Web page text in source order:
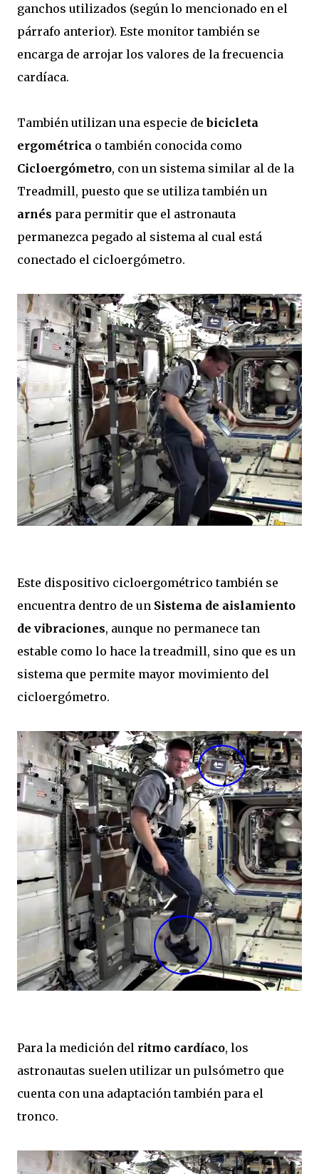
ganchos utilizados (según lo mencionado en el
párrafo anterior). Este monitor también se
encarga de arrojar los valores de la frecuencia
cardíaca.
También utilizan una especie debicicleta
ergométrica o también conocida como
Cicloergómetro, con un sistema similar al de la
Treadmill, puesto que se utiliza también un
arnés para permitir que el astronauta
permanezca pegado al sistema al cual está
conectado el cicloergómetro.
Este dispositivo cicloergométrico también se
encuentra dentro de un Sistema de aislamiento
de vibraciones, aunque no permanece tan
estable como lo hace la treadmill, sino que es un
sistema que permite mayor movimiento del
cicloergómetro.
Para la medición del ritmo cardíaco, los
astronautas suelen utilizar un pulsómetro que
cuenta con una adaptación también para el
tronco.